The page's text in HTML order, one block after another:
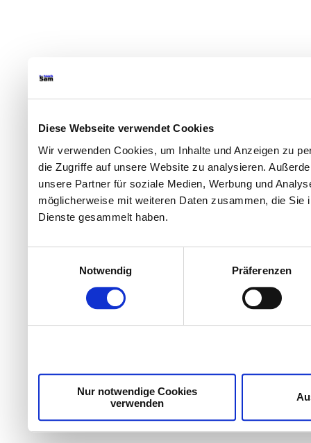
Diese Webseite verwendet Cookies
Wir verwenden Cookies, um Inhalte und Anzeigen zu
die Zugriffe auf unsere Website zu analysieren.
unsere Partner für soziale Medien, Werbung und
möglicherweise mit weiteren Daten zusammen, die
Dienste gesammelt haben.
Notwendig
Präferenzen
Nur notwendige Cookies
verwenden